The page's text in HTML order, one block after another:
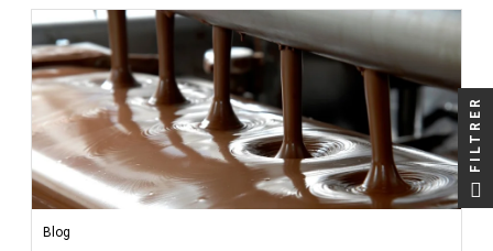
Lire moins
Blog
FILTRER